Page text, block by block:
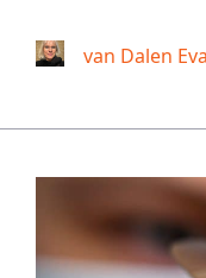
van Dalen Eva